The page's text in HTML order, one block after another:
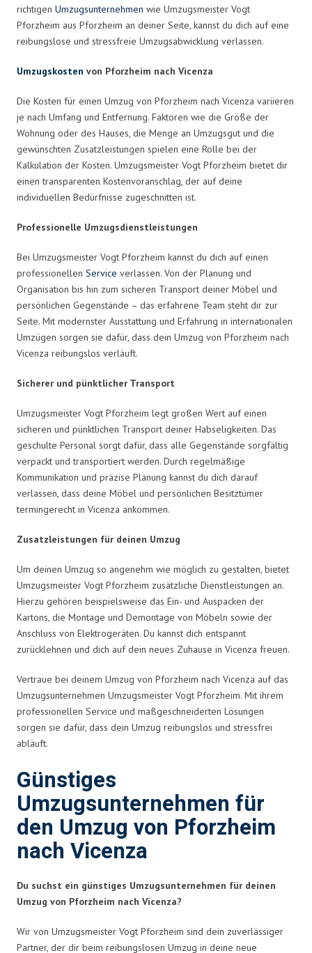
richtigen Umzugsunternehmen wie Umzugsmeister Vogt
Pforzheim aus Pforzheim an deiner Seite, kannst du dich auf eine
reibungslose und stressfreie Umzugsabwicklung verlassen.
Umzugskosten von Pforzheim nach Vicenza
Die Kosten für einen Umzug von Pforzheim nach Vicenza variieren
je nach Umfang und Entfernung. Faktoren wie die Größe der
Wohnung oder des Hauses, die Menge an Umzugsgut und die
gewünschten Zusatzleistungen spielen eine Rolle bei der
Kalkulation der Kosten. Umzugsmeister Vogt Pforzheim bietet dir
einen transparenten Kostenvoranschlag, der auf deine
individuellen Bedürfnisse zugeschnitten ist.
Professionelle Umzugsdienstleistungen
Bei Umzugsmeister Vogt Pforzheim kannst du dich auf einen
professionellen Service verlassen. Von der Planung und
Organisation bis hin zum sicheren Transport deiner Möbel und
persönlichen Gegenstände – das erfahrene Team steht dir zur
Seite. Mit modernster Ausstattung und Erfahrung in internationalen
Umzügen sorgen sie dafür, dass dein Umzug von Pforzheim nach
Vicenza reibungslos verläuft.
Sicherer und pünktlicher Transport
Umzugsmeister Vogt Pforzheim legt großen Wert auf einen
sicheren und pünktlichen Transport deiner Habseligkeiten. Das
geschulte Personal sorgt dafür, dass alle Gegenstände sorgfältig
verpackt und transportiert werden. Durch regelmäßige
Kommunikation und präzise Planung kannst du dich darauf
verlassen, dass deine Möbel und persönlichen Besitztümer
termingerecht in Vicenza ankommen.
Zusatzleistungen für deinen Umzug
Um deinen Umzug so angenehm wie möglich zu gestalten, bietet
Umzugsmeister Vogt Pforzheim zusätzliche Dienstleistungen an.
Hierzu gehören beispielsweise das Ein- und Auspacken der
Kartons, die Montage und Demontage von Möbeln sowie der
Anschluss von Elektrogeräten. Du kannst dich entspannt
zurücklehnen und dich auf dein neues Zuhause in Vicenza freuen.
Vertraue bei deinem Umzug von Pforzheim nach Vicenza auf das
Umzugsunternehmen Umzugsmeister Vogt Pforzheim. Mit ihrem
professionellen Service und maßgeschneiderten Lösungen
sorgen sie dafür, dass dein Umzug reibungslos und stressfrei
abläuft.
Günstiges
Umzugsunternehmen für
den Umzug von Pforzheim
nach Vicenza
Du suchst ein günstiges Umzugsunternehmen für deinen
Umzug von Pforzheim nach Vicenza?
Wir von Umzugsmeister Vogt Pforzheim sind dein zuverlässiger
Partner, der dir beim reibungslosen Umzug in deine neue